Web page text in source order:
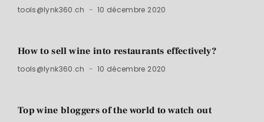
tools@lynk360.ch 10 décembre 2020
How to sell wine into restaurants effectively?
tools@lynk360.ch 10 décembre 2020
Top wine bloggers of the world to watch out